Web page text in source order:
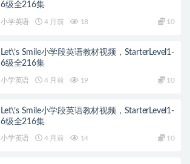
6级全216集
小学英语 4 月前 18 10
Let\’s Smile小学段英语教材视频，StarterLevel1-
6级全216集
小学英语 4 月前 19 10
Let\’s Smile小学段英语教材视频，StarterLevel1-
6级全216集
小学英语 4 月前 14 10